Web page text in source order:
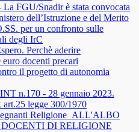
FGU/Snadir è stata convocata
dell’Istruzione e del Merito
per un confronto sulle
degli IrC
Perchè aderire
docenti precari
il progetto di autonomia
n.170 - 28 gennaio 2023.
legge 300/1970
Religione_ALL'ALBO
DI RELIGIONE